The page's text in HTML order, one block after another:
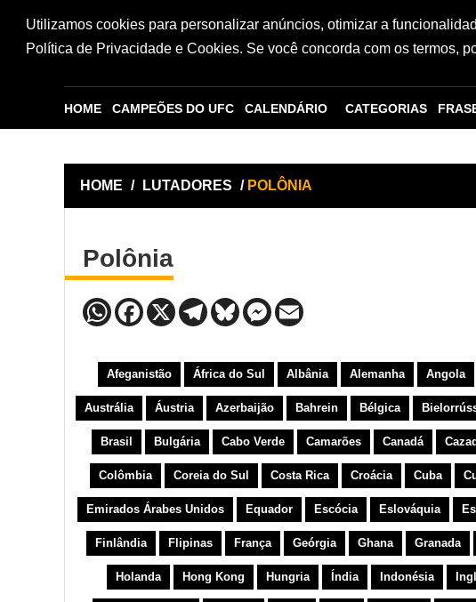
Utilizamos cookies para personalizar anúncios, otimizar a
Política de Privacidade e Cookies. Se você concorda com os termos,
HOME CAMPEÕES DO UFC CALENDÁRIO CATEGORIAS
HOME / LUTADORES / POLÔNIA
Polônia
Afeganistão África do Sul Albânia Alemanha Angola
Austrália Áustria Azerbaijão Bahrein Bélgica
Brasil Bulgária Cabo Verde Camarões Canadá
Colômbia Coreia do Sul Costa Rica Croácia Cuba
Emirados Árabes Unidos Equador Escócia Eslováquia
Finlândia Flipinas França Geórgia Ghana Granada
Holanda Hong Kong Hungria Índia Indonésia